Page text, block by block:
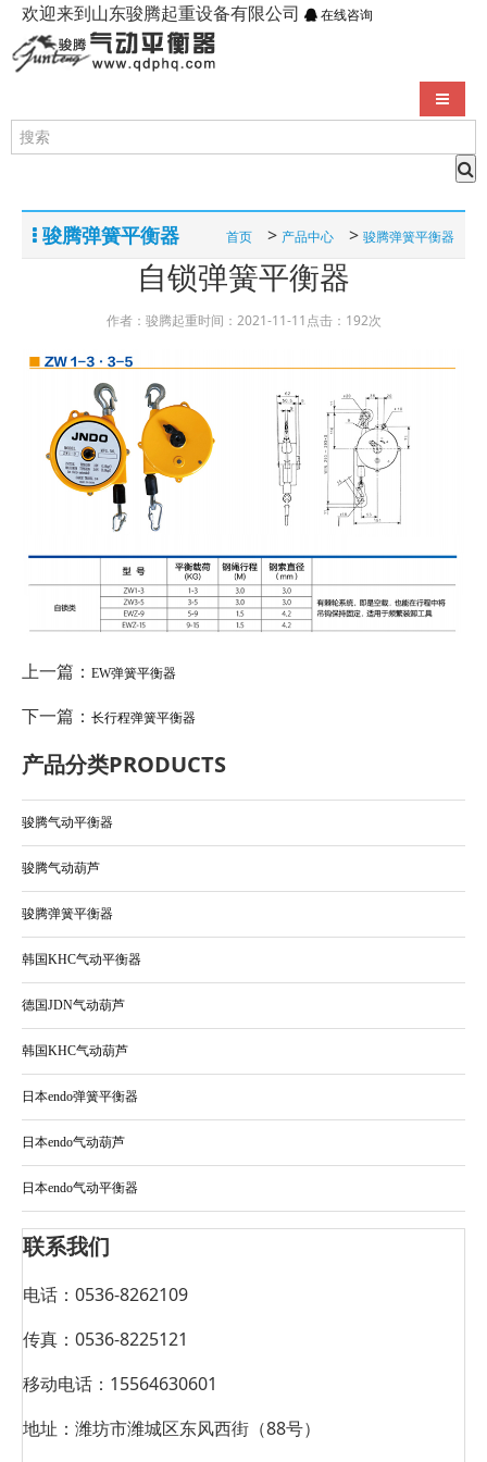
欢迎来到山东骏腾起重设备有限公司 在线咨询
导航切
气动平衡器和弹簧平衡器有什么区别呢
弹簧平衡器拉杆制动销有什么作用
气动平衡器的优势和劣势对比
骏腾弹簧平衡器 首页 > 产品中心 >
自锁弹簧平衡器
作者：骏腾起重时间：2021-11-11点击：192次
上一篇： EW弹簧平衡器
下一篇：长行程弹簧平衡器
产品分类PRODUCTS
骏腾气动平衡器
骏腾气动葫芦
骏腾弹簧平衡器
韩国KHC气动平衡器
德国JDN气动葫芦
韩国KHC气动葫芦
日本endo弹簧平衡器
日本endo气动葫芦
日本endo气动平衡器
联系我们
电话：0536-8262109
传真：0536-8225121
移动电话：15564630601